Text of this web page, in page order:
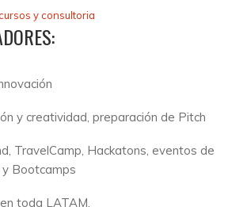
y consultoria
y creatividad, preparación de Pitch
TravelCamp, Hackatons, eventos de
Bootcamps
toda LATAM,